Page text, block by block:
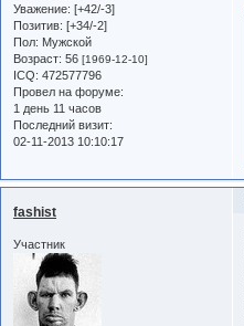
Уважение: [+42/-3]
Позитив: [+34/-2]
Пол: Мужской
Возраст: 56 [1969-12-10]
ICQ: 472577796
Провел на форуме:
1 день 11 часов
Последний визит:
02-11-2013 10:10:17
fashist
Участник